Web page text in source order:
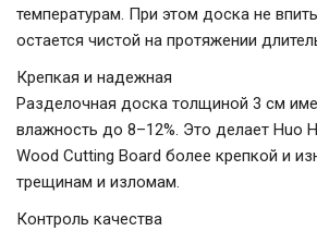
температурам. При этом доска не
остается чистой на протяжении
Крепкая и надежная
Разделочная доска толщиной 3 см
влажность до 8–12%. Это делает Huo
Wood Cutting Board более крепкой и
трещинам и изломам.
Контроль качества